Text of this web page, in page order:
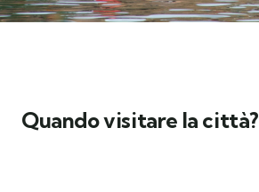
Quando visitare la città?